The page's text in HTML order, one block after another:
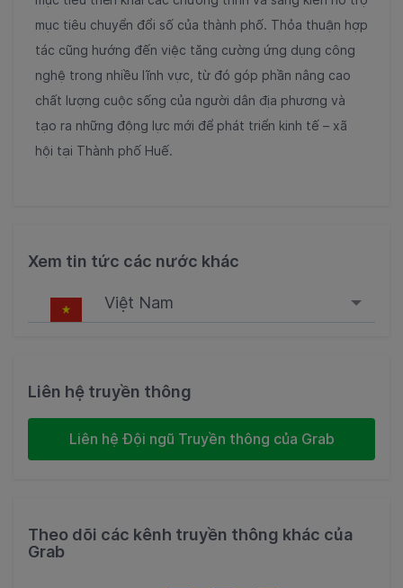
mục tiêu chuyển đổi số của thành phố. Thỏa thuận hợp
tác cũng hướng đến việc tăng cường ứng dụng công
nghệ trong nhiều lĩnh vực, từ đó góp phần nâng cao
chất lượng cuộc sống của người dân địa phương và
tạo ra những động lực mới để phát triển kinh tế – xã
hội tại Thành phố Huế.
Xem tin tức các nước khác
Việt Nam
Malaysia
Indonesia
Liên hệ truyền thông
Liên hệ Đội ngũ Truyền thông của Grab
Theo dõi các kênh truyền thông khác của
Grab